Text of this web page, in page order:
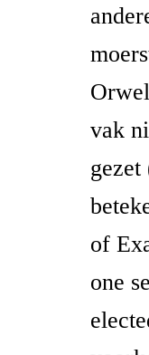
vak
of
one